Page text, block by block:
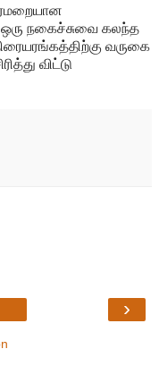
நகைச்சுவை கலந்த
வருகை
விட்டு
›